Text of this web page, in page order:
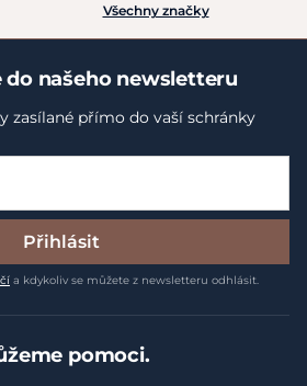
Všechny značky
do našeho newsletteru
zasílané přímo do vaší schránky
Přihlásit
a kdykoliv se můžete z newsletteru odhlásit.
pomoci.